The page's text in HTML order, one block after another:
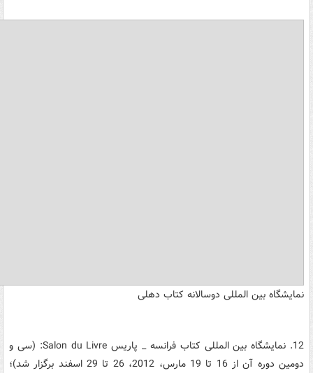
نمایشگاه بین المللی دوسالانه کتاب دهلی
12. نمایشگاه بین المللی کتاب فرانسه _ پاریس Salon du Livre: (سی و
دومین دوره آن از 16 تا 19 مارس، 2012، 26 تا 29 اسفند برگزار شد)؛